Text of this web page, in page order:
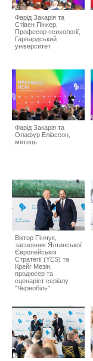
Фарід Закарія та
Стівен Пінкер,
Професор психології,
Гарвардський
університет
Фарід Закарія та
Олафур Еліассон,
митець
Віктор Пінчук,
засновник Ялтинської
Європейської
Стратегії (YES) та
Крейг Мезін,
продюсер та
сценаріст серіалу
"Чернобіль"